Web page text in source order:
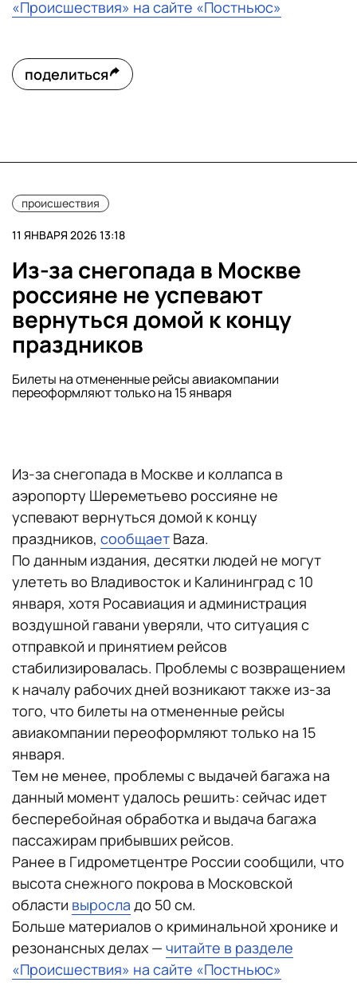
«Происшествия» на сайте «Постньюс»
поделиться
происшествия
11 ЯНВАРЯ 2026 13:18
Из-за снегопада в Москве
россияне не успевают
вернуться домой к концу
праздников
Билеты на отмененные рейсы авиакомпании
переоформляют только на 15 января
Из-за снегопада в Москве и коллапса в
аэропорту Шереметьево россияне не
успевают вернуться домой к концу
праздников, сообщает Baza.
По данным издания, десятки людей не могут
улететь во Владивосток и Калининград с 10
января, хотя Росавиация и администрация
воздушной гавани уверяли, что ситуация с
отправкой и принятием рейсов
стабилизировалась. Проблемы с возвращением
к началу рабочих дней возникают также из-за
того, что билеты на отмененные рейсы
авиакомпании переоформляют только на 15
января.
Тем не менее, проблемы с выдачей багажа на
данный момент удалось решить: сейчас идет
бесперебойная обработка и выдача багажа
пассажирам прибывших рейсов.
Ранее в Гидрометцентре России сообщили, что
высота снежного покрова в Московской
области выросла до 50 см.
Больше материалов о криминальной хронике и
резонансных делах — читайте в разделе
«Происшествия» на сайте «Постньюс»